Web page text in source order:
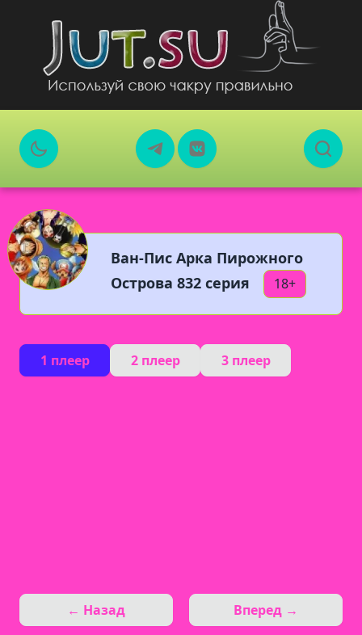
Ван-Пис Арка Пирожного
Острова 832 серия
18+
1 плеер 2 плеер 3 плеер
← Назад Вперед →